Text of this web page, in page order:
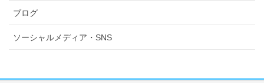
ブログ
ソーシャルメディア・SNS